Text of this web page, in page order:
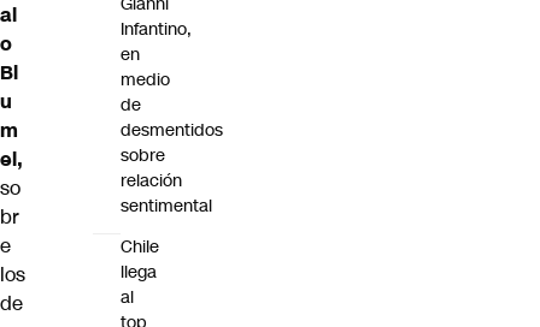
al
o
Bl
u
m
el,
so
br
e
los
de
Infantino,
en
medio
de
desmentidos
sobre
relación
sentimental
Chile
llega
al
top